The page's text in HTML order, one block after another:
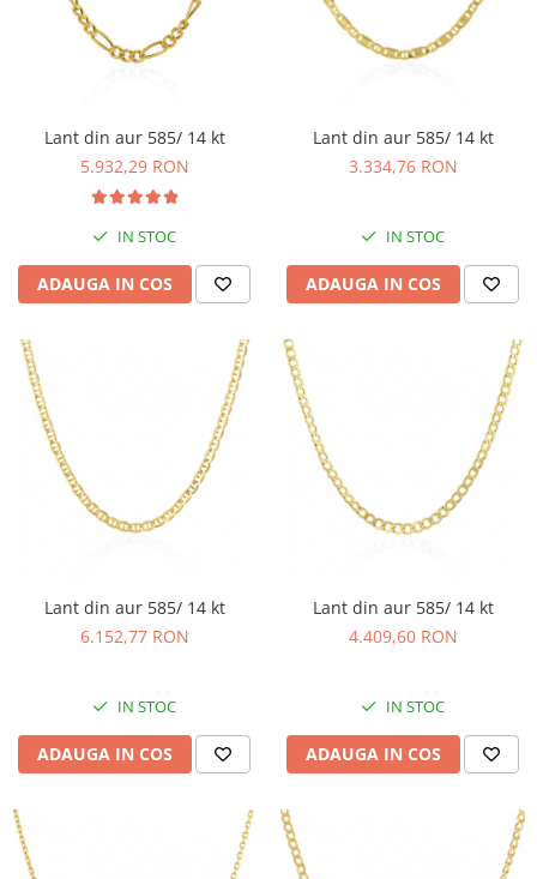
ACE DE CRAVATA
BRATARI PENTRU PICIOR
LANTURI TIP ROZARIU
Lant din aur 585/ 14 kt
5.932,29 RON
IN STOC
ADAUGA IN COS
Lant din aur 585/ 14 kt
3.334,76 RON
IN STOC
ADAUGA IN COS
Lant din aur 585/ 14 kt
6.152,77 RON
IN STOC
ADAUGA IN COS
Lant din aur 585/ 14 kt
4.409,60 RON
IN STOC
ADAUGA IN COS